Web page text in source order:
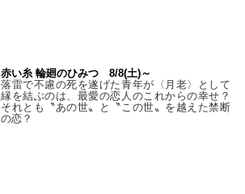
赤い糸 輪廻のひみつ 8/8(土)～
落雷で不慮の死を遂げた青年が〈月老〉として
縁を結ぶのは、最愛の恋人のこれからの幸せ？
それとも〝あの世〟と〝この世〟を越えた禁断
の恋？